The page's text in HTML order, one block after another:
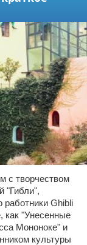
с творчеством
"Гибли",
Ghibli
как "Унесенные
Мононоке" и
культуры